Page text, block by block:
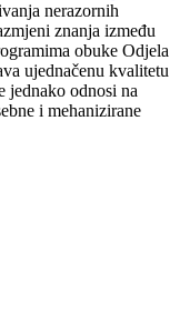
nerazornih
znanja između
obuke Odjela
ujednačenu kvalitetu
jednako odnosi na
i mehanizirane